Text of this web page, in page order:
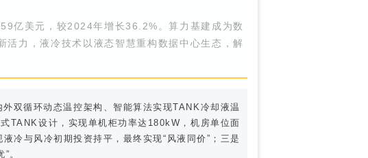
亿美元，较2024年增长36.2%。算力基建成为数
力，液冷技术以液态智慧重构数据中心生态，解
双循环动态温控架构、智能算法实现TANK冷却液温
TANK设计，实现单机柜功率达180kW，机房单位面
冷与风冷初期投资持平，最终实现“风液同价”；三是
。